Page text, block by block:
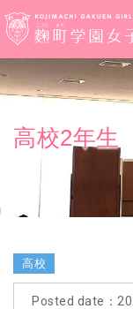
高校2年
高校
Posted date：